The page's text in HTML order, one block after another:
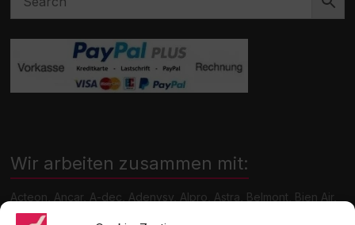
Wir arbeiten zusammen mit:
Acteon, Ancar, A-dec, Adenysy, Alpro, Astra, Belmont, Bien Air,
Cattani, Chirana, DCI, Dürr, ETI, Euronda, Faro, Gcomm, KaVo,